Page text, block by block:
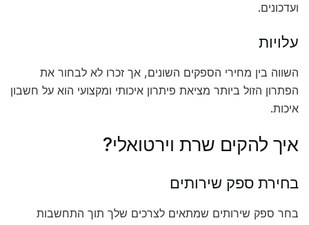
ועדכונים.
עלויות
השווה בין מחירי הספקים השונים, אך זכרו לא לבחור את
הפתרון הזול ביותר מציאת פיתרון איכותי ומקצועי הוא על חשבון
איכות.
איך להקים שרת וירטואלי?
בחירת ספק שירותים
בחר ספק שירותים שמתאים לצרכים שלך תוך התחשבות